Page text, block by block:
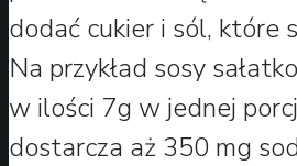
dodać cukier i sól, które
Na przykład sosy
w ilości 7g w jednej
dostarcza aż 350 mg